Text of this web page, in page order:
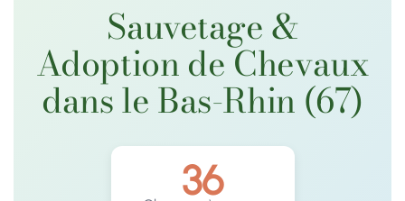
Sauvetage &
Adoption de Chevaux
dans le Bas-Rhin (67)
36